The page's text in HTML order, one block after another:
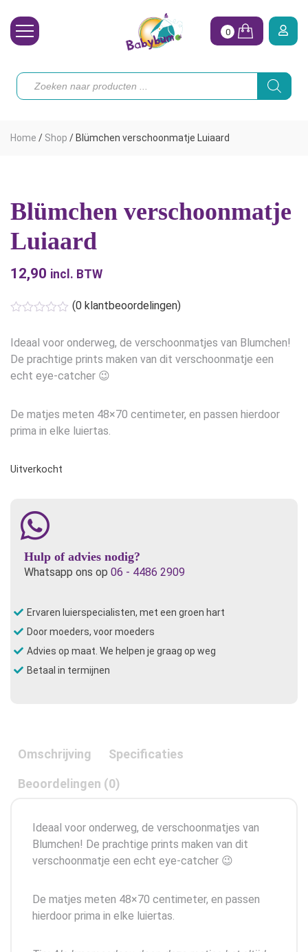
Toebehoren
Onze merken
Hoe begin ik?
0
Producten
zoeken
Home / Shop / Blümchen verschoonmatje Luiaard
Blümchen verschoonmatje
Luiaard
12,90 incl. BTW
(0 klantbeoordelingen)
Ideaal voor onderweg, de verschoonmatjes van Blumchen!
De prachtige prints maken van dit verschoonmatje een
echt eye-catcher 😉
De matjes meten 48×70 centimeter, en passen hierdoor
prima in elke luiertas.
Uitverkocht
Hulp of advies nodig?
Whatsapp ons op 06 - 4486 2909
Ervaren luierspecialisten, met een groen hart
Door moeders, voor moeders
Advies op maat. We helpen je graag op weg
Betaal in termijnen
Omschrijving Specificaties
Beoordelingen (0)
Ideaal voor onderweg, de verschoonmatjes van
Blumchen! De prachtige prints maken van dit
verschoonmatje een echt eye-catcher 😉
De matjes meten 48×70 centimeter, en passen
hierdoor prima in elke luiertas.